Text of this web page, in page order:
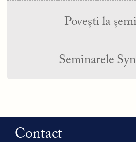
Povești la
Seminarele
Contact